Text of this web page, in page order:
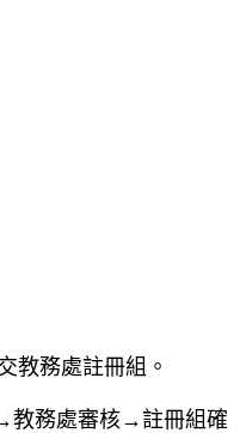
教務處註冊組。
教務處審核→註冊組確